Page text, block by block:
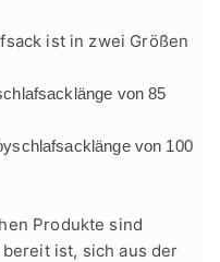
ist in zwei Größen
von 85
von 100
Produkte sind
ist, sich aus der